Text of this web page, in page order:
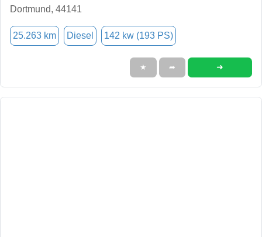
Dortmund, 44141
25.263 km Diesel 142 kw (193 PS)
★ ➦ ➜